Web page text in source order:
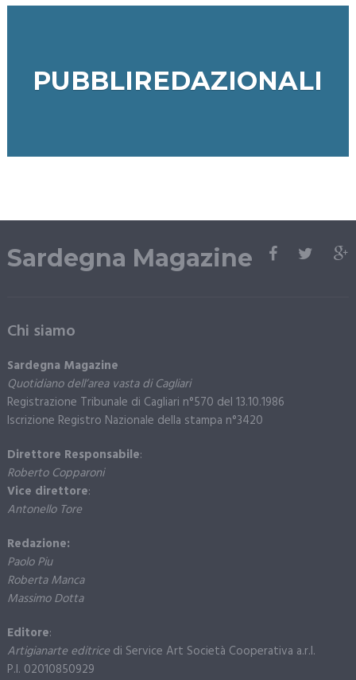
PUBBLIREDAZIONALI
Sardegna Magazine
Chi siamo
Sardegna Magazine
Quotidiano dell’area vasta di Cagliari
Registrazione Tribunale di Cagliari n°570 del 13.10.1986
Iscrizione Registro Nazionale della stampa n°3420
Direttore Responsabile:
Roberto Copparoni
Vice direttore:
Antonello Tore
Redazione:
Paolo Piu
Roberta Manca
Massimo Dotta
Editore:
Artigianarte editricedi Service Art Società Cooperativa a.r.l.
P.I. 02010850929